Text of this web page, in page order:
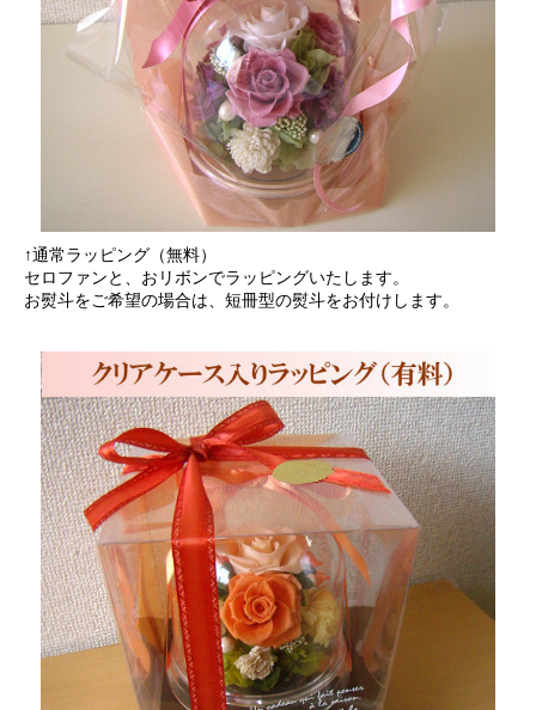
↑通常ラッピング（無料）
セロファンと、おリボンでラッピングいたします。
お熨斗をご希望の場合は、短冊型の熨斗をお付けします。